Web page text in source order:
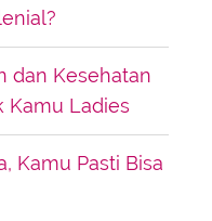
dan Kesehatan
Kamu Ladies
Kamu Pasti Bisa